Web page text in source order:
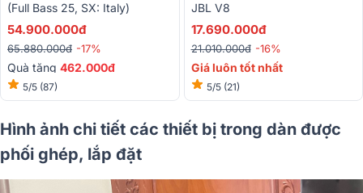
(full Bass 25, SX: Italy)
54.900.000đ
65.880.000đ -17%
Quà tặng 462.000đ
5/5 (87)
JBL V8
17.690.000đ
21.010.000đ -16%
Giá luôn tốt nhất
5/5 (21)
Hình ảnh chi tiết các thiết bị trong dàn được
phối ghép, lắp đặt